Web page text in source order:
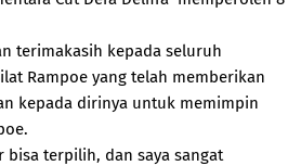
terimakasih kepada seluruh
Rampoe yang telah memberikan
kepada dirinya untuk memimpin
bisa terpilih, dan saya sangat